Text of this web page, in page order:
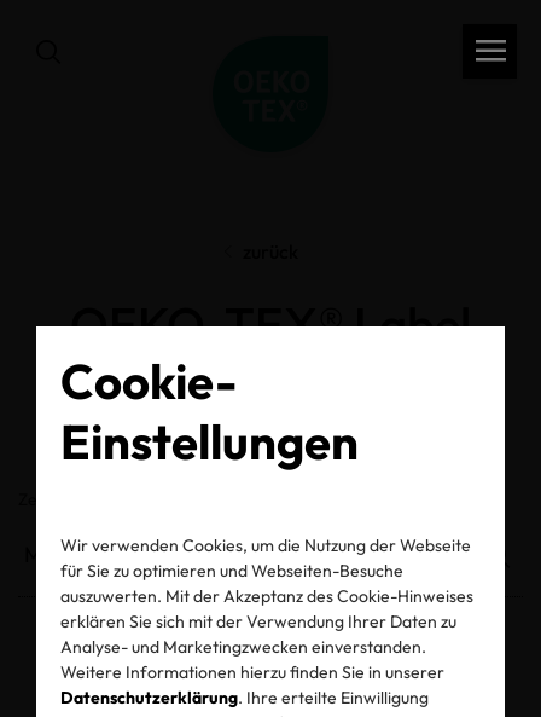
Cookie-
Einstellungen
Wir verwenden Cookies, um die Nutzung der Webseite
für Sie zu optimieren und Webseiten-Besuche
auszuwerten. Mit der Akzeptanz des Cookie-Hinweises
erklären Sie sich mit der Verwendung Ihrer Daten zu
Analyse- und Marketingzwecken einverstanden.
Weitere Informationen hierzu finden Sie in unserer
Datenschutzerklärung. Ihre erteilte Einwilligung
OEKO-TEX® Label
Check
Entzogene Zertifikate und Labels